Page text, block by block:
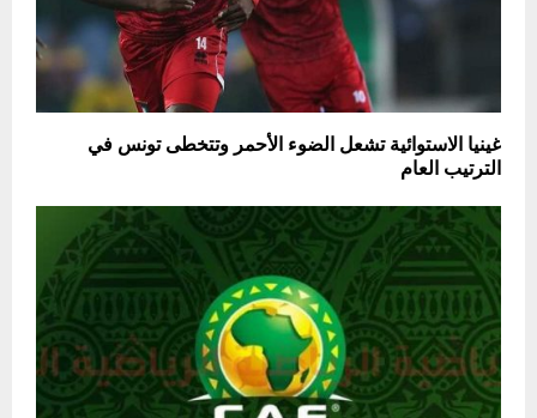
غينيا الاستوائية تشعل الضوء الأحمر وتتخطى تونس في
الترتيب العام